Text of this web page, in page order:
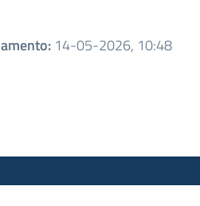
: 14-05-2026, 10:48